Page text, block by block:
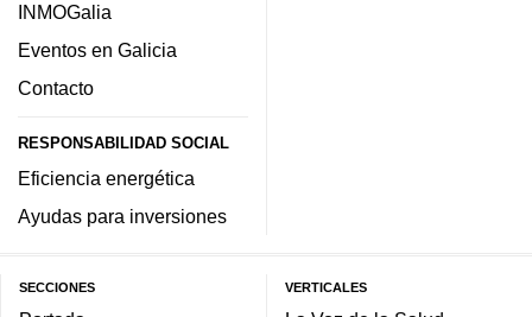
INMOGalia
Eventos en Galicia
Contacto
RESPONSABILIDAD SOCIAL
Eficiencia energética
Ayudas para inversiones
SECCIONES VERTICALES